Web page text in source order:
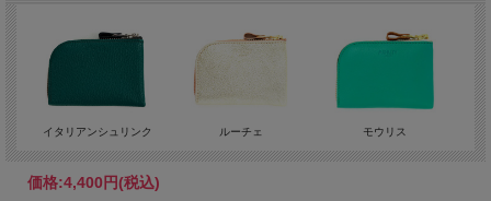
イタリアンシュリンク ルーチェ モウリス
価格:4,400円(税込)